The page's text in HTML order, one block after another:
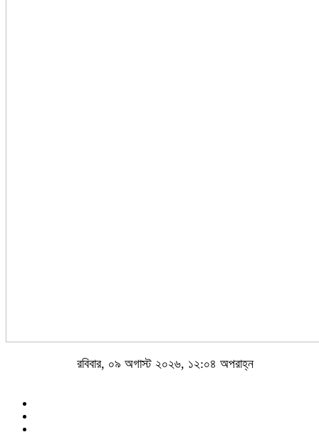
রবিবার, ০৯ অগাস্ট ২০২৬, ১২:০৪ অপরাহ্ন